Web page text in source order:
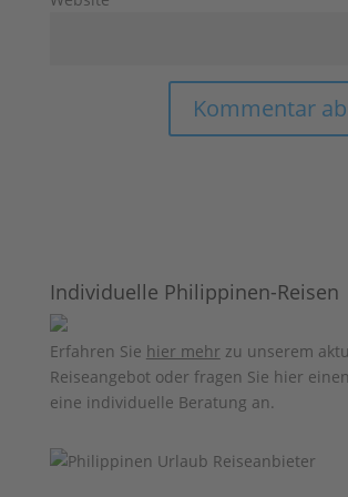
Individuelle Philippinen-Reisen
Erfahren Sie hier mehr zu unserem
Reiseangebot oder fragen Sie hier
eine individuelle Beratung an.